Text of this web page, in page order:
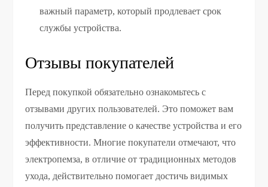
важный параметр, который продлевает срок
службы устройства.
Отзывы покупателей
Перед покупкой обязательно ознакомьтесь с
отзывами других пользователей. Это поможет вам
получить представление о качестве устройства и его
эффективности. Многие покупатели отмечают, что
электропемза, в отличие от традиционных методов
ухода, действительно помогает достичь видимых